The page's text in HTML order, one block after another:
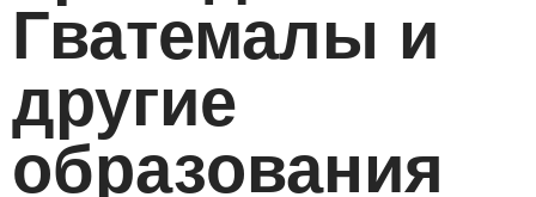
Гватемалы и
другие
образования